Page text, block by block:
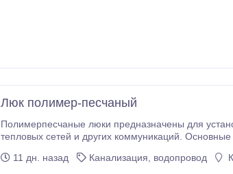
Люк полимер-песчаный
Полимерпесчаные люки предназначены для установки на
тепловых сетей и других коммуникаций. Основные преимущества полимерпесчаных люков: - не привлекательны для воров, т.к.
11 дн. назад
Канализация, водопровод